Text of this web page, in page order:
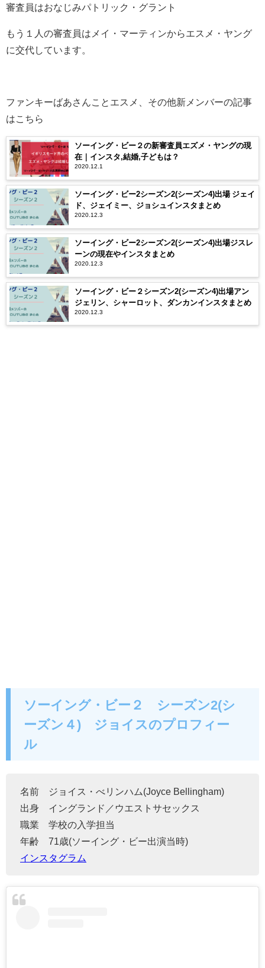
審査員はおなじみパトリック・グラント
もう１人の審査員はメイ・マーティンからエスメ・ヤング
に交代しています。
ファンキーばあさんことエスメ、その他新メンバーの記事
はこちら
ソーイング・ビー２の新審査員エズメ・ヤングの現
在｜インスタ,結婚,子どもは？
2020.12.1
ソーイング・ビー2シーズン2(シーズン4)出場 ジェイ
ド、ジェイミー、ジョシュインスタまとめ
2020.12.3
ソーイング・ビー2シーズン2(シーズン4)出場ジスレ
ーンの現在やインスタまとめ
2020.12.3
ソーイング・ビー２シーズン2(シーズン4)出場アン
ジェリン、シャーロット、ダンカンインスタまとめ
2020.12.3
ソーイング・ビー２ シーズン2(シ
ーズン４) ジョイスのプロフィー
ル
名前 ジョイス・べリンハム(Joyce Bellingham)
出身 イングランド／ウエストサセックス
職業 学校の入学担当
年齢 71歳(ソーイング・ビー出演当時)
インスタグラム